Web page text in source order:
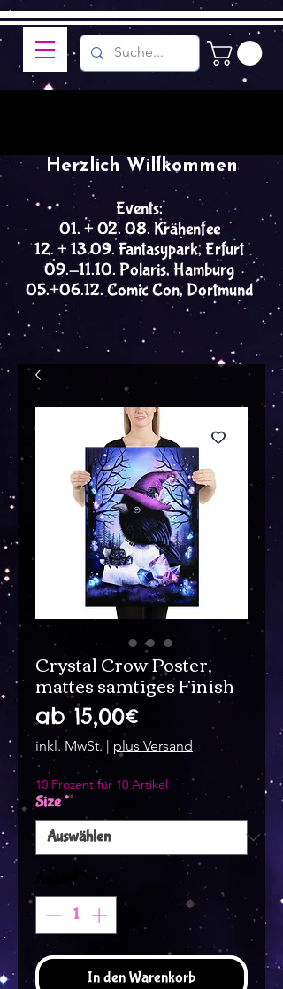
Events:
01. + 02. 08. Krähenfee
12. + 13.09. Fantasypark, Erfurt
09.-11.10. Polaris, Hamburg
05.+06.12. Comic Con, Dortmund
Herzlich Willkommen
Crystal Crow Poster,
mattes samtiges Finish
ab15,00€Sale-
Preis
inkl. MwSt. | plus Versand
10 Prozent für 10 Artikel
Size*
Anzahl
In den Warenkorb